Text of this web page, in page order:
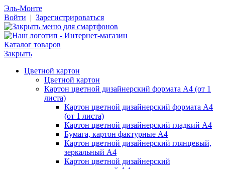
Эль-Монте
Войти | Зарегистрироваться
Каталог товаров
Закрыть
Цветной картон
Цветной картон
Картон цветной дизайнерский формата А4 (от 1
листа)
Картон цветной дизайнерский формата А4
(от 1 листа)
Картон цветной дизайнерский гладкий А4
Бумага, картон фактурные А4
Картон цветной дизайнерский глянцевый,
зеркальный А4
Картон цветной дизайнерский